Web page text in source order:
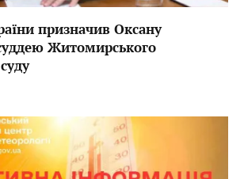
призначив Оксану
Житомирського